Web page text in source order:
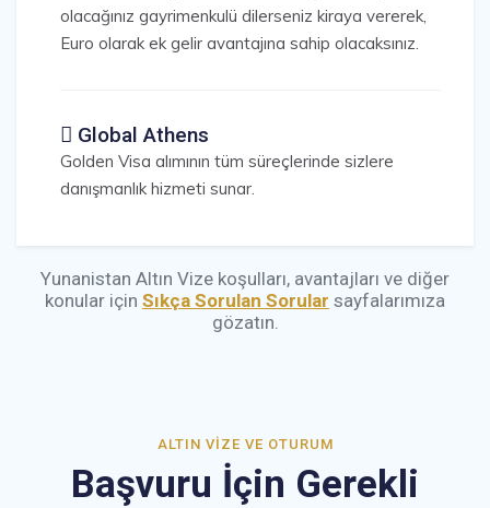
olacağınız gayrimenkulü dilerseniz kiraya vererek,
Euro olarak ek gelir avantajına sahip olacaksınız.
Global Athens
Golden Visa alımının tüm süreçlerinde sizlere
danışmanlık hizmeti sunar.
Yunanistan Altın Vize koşulları, avantajları ve diğer
konular için Sıkça Sorulan Sorular sayfalarımıza
gözatın.
ALTIN VIZE VE OTURUM
Başvuru İçin Gerekli